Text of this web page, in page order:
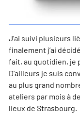
J’ai suivi plusieurs
finalement j’ai
fait, au quotidien, je
D’ailleurs je suis
au plus grand
ateliers par mois à
lieux de Strasbourg.